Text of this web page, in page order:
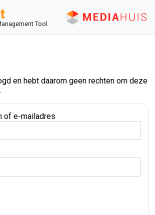
Tool
en hebt daarom geen rechten om deze
of e-mailadres